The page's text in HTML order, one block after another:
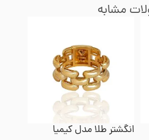
مشابه
انگشتر طلا مدل کیمیا